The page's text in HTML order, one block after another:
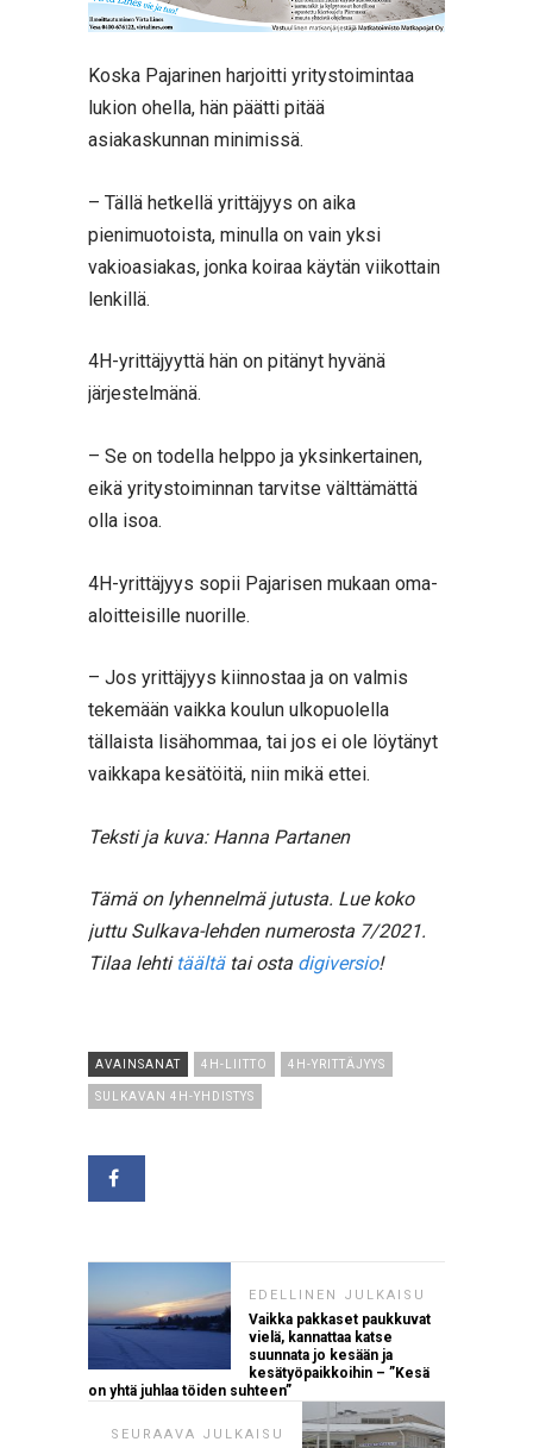
Koska Pajarinen harjoitti yritystoimintaa
lukion ohella, hän päätti pitää
asiakaskunnan minimissä.
– Tällä hetkellä yrittäjyys on aika
pienimuotoista, minulla on vain yksi
vakioasiakas, jonka koiraa käytän viikottain
lenkillä.
4H-yrittäjyyttä hän on pitänyt hyvänä
järjestelmänä.
– Se on todella helppo ja yksinkertainen,
eikä yritystoiminnan tarvitse välttämättä
olla isoa.
4H-yrittäjyys sopii Pajarisen mukaan oma-
aloitteisille nuorille.
– Jos yrittäjyys kiinnostaa ja on valmis
tekemään vaikka koulun ulkopuolella
tällaista lisähommaa, tai jos ei ole löytänyt
vaikkapa kesätöitä, niin mikä ettei.
Teksti ja kuva: Hanna Partanen
Tämä on lyhennelmä jutusta. Lue koko
juttu Sulkava-lehden numerosta 7/2021.
Tilaa lehti täältätai osta digiversio!
AVAINSANAT 4H-LIITTO 4H-YRITTÄJYYS
SULKAVAN 4H-YHDISTYS
EDELLINEN JULKAISU
Vaikka pakkaset paukkuvat
vielä, kannattaa katse
suunnata jo kesään ja
kesätyöpaikkoihin – ”Kesä
on yhtä juhlaa töiden suhteen”
SEURAAVA JULKAISU